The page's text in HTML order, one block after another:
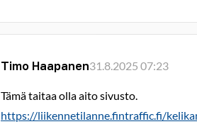
Timo Haapanen31.8.2025 07:23
Tämä taitaa olla aito sivusto.
https://liikennetilanne.fintraffic.fi/